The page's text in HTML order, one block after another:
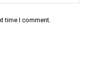
time I comment.